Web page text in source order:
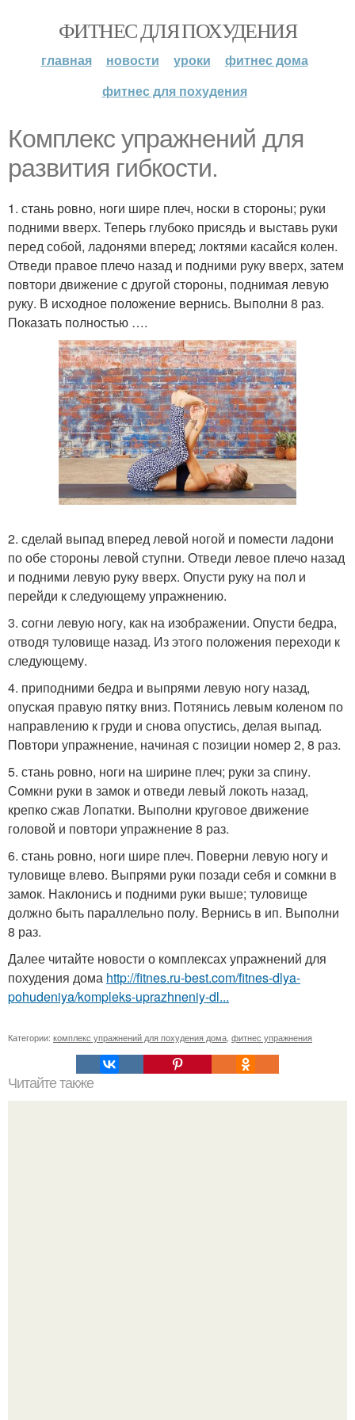
ФИТНЕС ДЛЯ ПОХУДЕНИЯ
главная новости уроки
фитнес дома
фитнес для похудения
Комплекс упражнений для
развития гибкости.
1. стань ровно, ноги шире плеч, носки в стороны; руки
подними вверх. Теперь глубоко присядь и выставь руки
перед собой, ладонями вперед; локтями касайся колен.
Отведи правое плечо назад и подними руку вверх, затем
повтори движение с другой стороны, поднимая левую
руку. В исходное положение вернись. Выполни 8 раз.
Показать полностью ….
2. сделай выпад вперед левой ногой и помести ладони
по обе стороны левой ступни. Отведи левое плечо назад
и подними левую руку вверх. Опусти руку на пол и
перейди к следующему упражнению.
3. согни левую ногу, как на изображении. Опусти бедра,
отводя туловище назад. Из этого положения переходи к
следующему.
4. приподними бедра и выпрями левую ногу назад,
опуская правую пятку вниз. Потянись левым коленом по
направлению к груди и снова опустись, делая выпад.
Повтори упражнение, начиная с позиции номер 2, 8 раз.
5. стань ровно, ноги на ширине плеч; руки за спину.
Сомкни руки в замок и отведи левый локоть назад,
крепко сжав Лопатки. Выполни круговое движение
головой и повтори упражнение 8 раз.
6. стань ровно, ноги шире плеч. Поверни левую ногу и
туловище влево. Выпрями руки позади себя и сомкни в
замок. Наклонись и подними руки выше; туловище
должно быть параллельно полу. Вернись в ип. Выполни
8 раз.
Далее читайте новости о комплексах упражнений для
похудения дома http://fitnes.ru-best.com/fitnes-dlya-
pohudeniya/kompleks-uprazhneniy-dl...
Категории: комплекс упражнений для похудения дома фитнес упражнения
Читайте также